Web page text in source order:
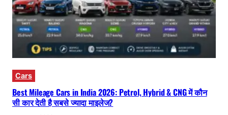
Cars
Best Mileage Cars in India 2026: Petrol, Hybrid & CNG में कौन
सी कार देती है सबसे ज्यादा माइलेज?